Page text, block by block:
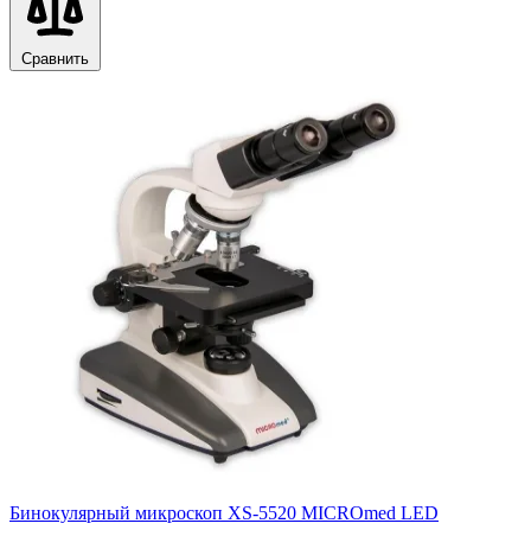
Сравнить
Бинокулярный микроскоп XS-5520 MICROmed LED